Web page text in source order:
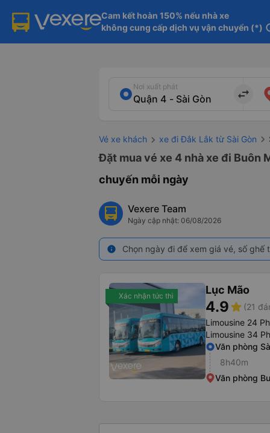
Cam kết hoàn 150% nếu nhà xe
không cung cấp dịch vụ vận chuyển (*)
Nơi xuất phát
import_export
Vé xe khách xe đi Đắk Lắk từ Sài Gòn
Đặt mua vé xe 4 nhà xe đi Buôn
chuyến mỗi ngày
Vexere Team
Ngày cập nhật: 06/08/2026
info Chọn ngày đi để xem giá vé, số
Xác nhận tức thì Lục Mão
4.9star (21
Limousine 24
Limousine 34
Văn phòng
8h40m
Văn phòng